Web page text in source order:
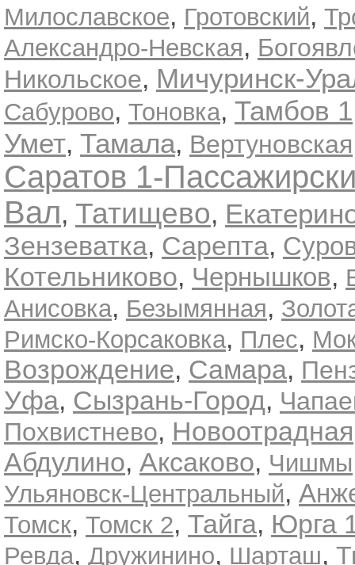
Милославское, Гротовский,
Александро-Невская,
Никольское, Мичуринск-
Сабурово, Тоновка, Тамбов 1
Умет, Тамала, Вертуновская
Саратов 1-
Вал, Татищево,
Зензеватка, Сарепта,
Котельниково, Чернышков,
Анисовка, Безымянная,
Римско-Корсаковка, Плес,
Возрождение, Самара,
Уфа, Сызрань-Город,
Похвистнево, Новоотрадная
Абдулино, Аксаково, Чишмы
Ульяновск-Центральный,
Томск, Томск 2, Тайга, Юрга
Ревда, Дружинино, Шарташ,